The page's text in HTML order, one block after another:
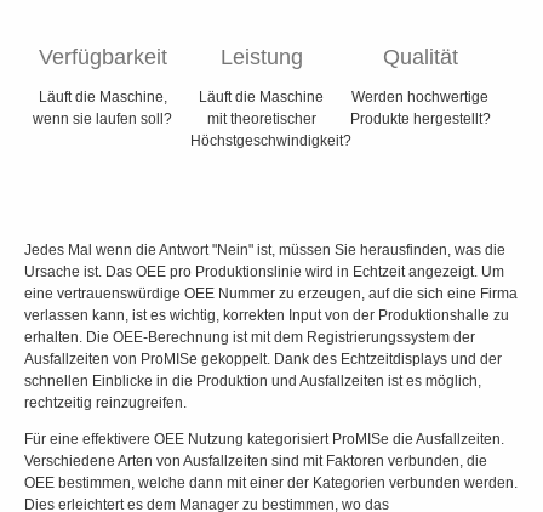
Verfügbarkeit
Läuft die Maschine,
wenn sie laufen soll?
Leistung
Läuft die Maschine
mit theoretischer
Höchstgeschwindigkeit?
Qualität
Werden hochwertige
Produkte hergestellt?
Jedes Mal wenn die Antwort "Nein" ist, müssen Sie herausfinden, was die
Ursache ist. Das OEE pro Produktionslinie wird in Echtzeit angezeigt. Um
eine vertrauenswürdige OEE Nummer zu erzeugen, auf die sich eine Firma
verlassen kann, ist es wichtig, korrekten Input von der Produktionshalle zu
erhalten. Die OEE-Berechnung ist mit dem Registrierungssystem der
Ausfallzeiten von ProMISe gekoppelt. Dank des Echtzeitdisplays und der
schnellen Einblicke in die Produktion und Ausfallzeiten ist es möglich,
rechtzeitig reinzugreifen.
Für eine effektivere OEE Nutzung kategorisiert ProMISe die Ausfallzeiten.
Verschiedene Arten von Ausfallzeiten sind mit Faktoren verbunden, die
OEE bestimmen, welche dann mit einer der Kategorien verbunden werden.
Dies erleichtert es dem Manager zu bestimmen, wo das